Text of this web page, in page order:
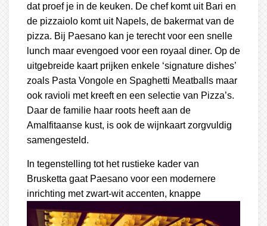
dat proef je in de keuken. De chef komt uit Bari en
de pizzaiolo komt uit Napels, de bakermat van de
pizza. Bij Paesano kan je terecht voor een snelle
lunch maar evengoed voor een royaal diner. Op de
uitgebreide kaart prijken enkele ‘signature dishes’
zoals Pasta Vongole en Spaghetti Meatballs maar
ook ravioli met kreeft en een selectie van Pizza’s.
Daar de familie haar roots heeft aan de
Amalfitaanse kust, is ook de wijnkaart zorgvuldig
samengesteld.
In tegenstelling tot het rustieke kader van
Brusketta gaat Paesano voor een modernere
inrichting metzwart-wit accenten, knappe